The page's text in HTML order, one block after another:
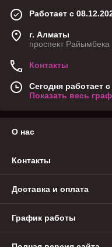
Работает с
г. Алматы
проспект
Контакты
Сегодня работает
Показать весь
О нас
Контакты
Доставка и оплата
График работы